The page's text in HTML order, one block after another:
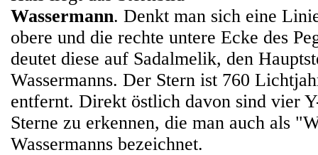
Wassermann. Denkt man sich eine
obere und die rechte untere Ecke des
deutet diese auf Sadalmelik, den
Wassermanns. Der Stern ist 760
entfernt. Direkt östlich davon sind vier
Sterne zu erkennen, die man auch als
Wassermanns bezeichnet.